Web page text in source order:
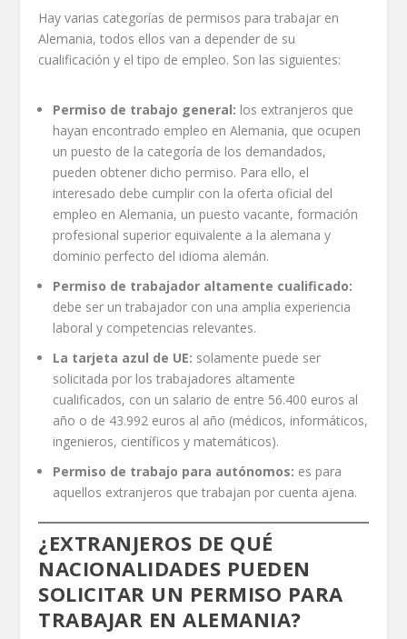
Hay varias categorías de permisos para trabajar en
Alemania, todos ellos van a depender de su
cualificación y el tipo de empleo. Son las siguientes:
Permiso de trabajo general: los extranjeros que
hayan encontrado empleo en Alemania, que ocupen
un puesto de la categoría de los demandados,
pueden obtener dicho permiso. Para ello, el
interesado debe cumplir con la oferta oficial del
empleo en Alemania, un puesto vacante, formación
profesional superior equivalente a la alemana y
dominio perfecto del idioma alemán.
Permiso de trabajador altamente cualificado:
debe ser un trabajador con una amplia experiencia
laboral y competencias relevantes.
La tarjeta azul de UE: solamente puede ser
solicitada por los trabajadores altamente
cualificados, con un salario de entre 56.400 euros al
año o de 43.992 euros al año (médicos, informáticos,
ingenieros, científicos y matemáticos).
Permiso de trabajo para autónomos: es para
aquellos extranjeros que trabajan por cuenta ajena.
¿EXTRANJEROS DE QUÉ
NACIONALIDADES PUEDEN
SOLICITAR UN PERMISO PARA
TRABAJAR EN ALEMANIA?